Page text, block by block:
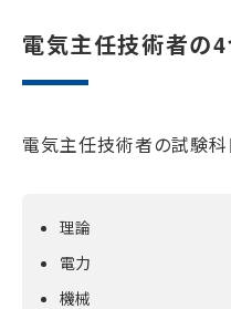
電気主任技術者の
電気主任技術者の試験科
理論
電力
機械